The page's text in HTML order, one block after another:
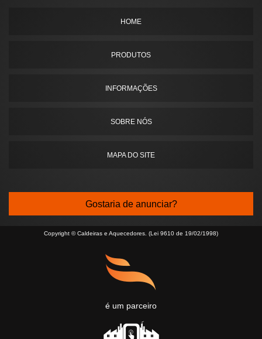
HOME
PRODUTOS
INFORMAÇÕES
SOBRE NÓS
MAPA DO SITE
Gostaria de anunciar?
Copyright © Caldeiras e Aquecedores. (Lei 9610 de 19/02/1998)
é um parceiro